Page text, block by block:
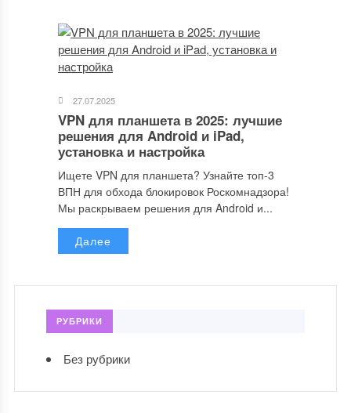
27.07.2025
VPN для планшета в 2025: лучшие
решения для Android и iPad,
установка и настройка
Ищете VPN для планшета? Узнайте топ-3
ВПН для обхода блокировок Роскомнадзора!
Мы раскрываем решения для Android и...
Далее
РУБРИКИ
Без рубрики